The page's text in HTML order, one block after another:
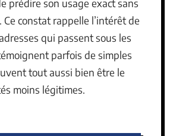
prédire son usage exact sans
Ce constat rappelle l’intérêt de
qui passent sous les
parfois de simples
tout aussi bien être le
moins légitimes.